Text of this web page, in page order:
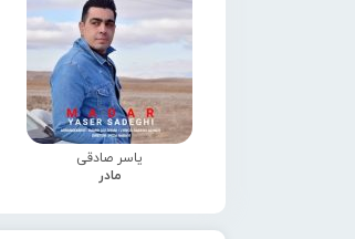
یاسر صادقی
مادر